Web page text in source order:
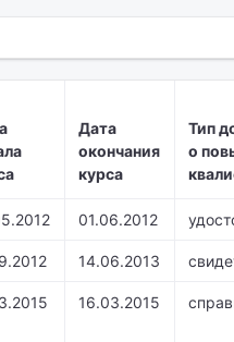
Дата
окончания
курса
Тип
о
01.06.2012
14.06.2013
16.03.2015